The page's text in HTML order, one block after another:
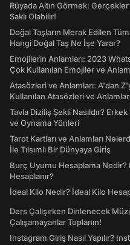
Rüyada Altın Görmek:
Saklı Olabilir!
Doğal Taşların Merak Edilen
Hangi Doğal Taş Ne İşe Yarar?
Emojilerin Anlamları: 2023
Çok Kullanılan Emojiler ve
Atasözleri ve Anlamları: A'dan
Kullanılan Atasözleri ve
Tavla Diziliş Şekli Nasıldır?
ve Oynama Yönleri
Tarot Kartları ve Anlamları
İle Tılsımlı Bir Dünyaya Giriş
Burç Uyumu Hesaplama Nedir?
Hesaplanır?
İdeal Kilo Nedir? İdeal Kilo
Ders Çalışırken Dinlenecek
Çalışamayanlar Toplanın!
Instagram Giriş Nasıl Yapılır?